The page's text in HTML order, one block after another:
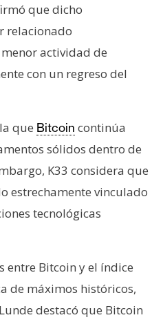
que dicho
relacionado
actividad de
con un regreso del
que Bitcoin continúa
sólidos dentro de
K33 considera que
estrechamente vinculado
tecnológicas
entre Bitcoin y el índice
de máximos históricos,
destacó que Bitcoin